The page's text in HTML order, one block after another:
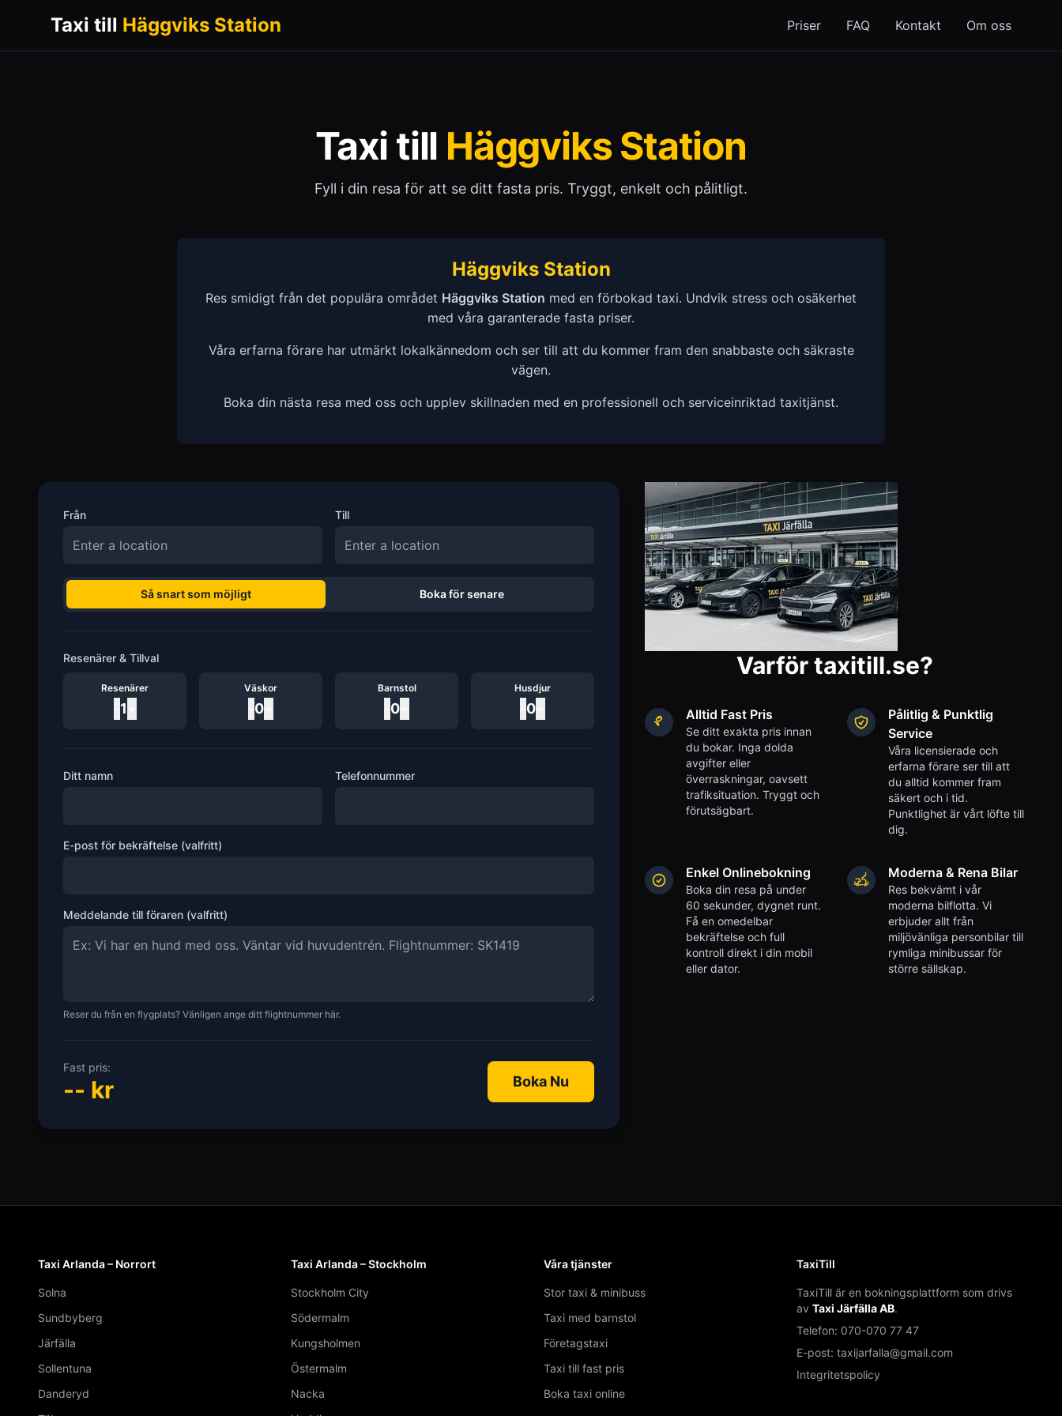
Taxi till Häggviks Station Priser FAQ Kontakt Om oss
Taxi till Häggviks Station
Fyll i din resa för att se ditt fasta pris. Tryggt, enkelt och pålitligt.
Häggviks Station
Res smidigt från det populära området Häggviks Station med en förbokad taxi. Undvik stress och osäkerhet
med våra garanterade fasta priser.
Våra erfarna förare har utmärkt lokalkännedom och ser till att du kommer fram den snabbaste och säkraste
vägen.
Boka din nästa resa med oss och upplev skillnaden med en professionell och serviceinriktad taxitjänst.
Från Till
Så snart som möjligt Boka för senare
Resenärer & Tillval
Resenärer
1
Väskor
0
Barnstol
0
Husdjur
0
Ditt namn Telefonnummer
E-post för bekräftelse (valfritt)
Meddelande till föraren (valfritt)
Reser du från en flygplats? Vänligen ange ditt flightnummer här.
Fast pris:
-- kr Boka Nu
Varför taxitill.se?
Alltid Fast Pris
Se ditt exakta pris innan
du bokar. Inga dolda
avgifter eller
överraskningar, oavsett
trafiksituation. Tryggt och
förutsägbart.
Pålitlig & Punktlig
Service
Våra licensierade och
erfarna förare ser till att
du alltid kommer fram
säkert och i tid.
Punktlighet är vårt löfte till
dig.
Enkel Onlinebokning
Boka din resa på under
60 sekunder, dygnet runt.
Få en omedelbar
bekräftelse och full
kontroll direkt i din mobil
eller dator.
Moderna & Rena Bilar
Res bekvämt i vår
moderna bilflotta. Vi
erbjuder allt från
miljövänliga personbilar till
rymliga minibussar för
större sällskap.
Taxi Arlanda – Norrort
Solna
Sundbyberg
Järfälla
Sollentuna
Danderyd
Taxi Arlanda – Stockholm
Stockholm City
Södermalm
Kungsholmen
Östermalm
Nacka
Våra tjänster
Stor taxi & minibuss
Taxi med barnstol
Företagstaxi
Taxi till fast pris
Boka taxi online
TaxiTill
TaxiTill är en bokningsplattform som drivs
av Taxi Järfälla AB.
Telefon: 070-070 77 47
E-post: taxijarfalla@gmail.com
Integritetspolicy